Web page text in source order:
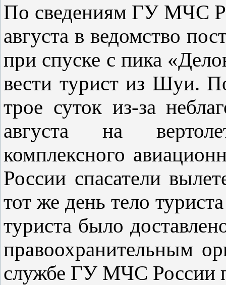
По сведениям ГУ МЧС
августа в ведомство
при спуске с пика
вести турист из Шуи.
трое суток из-за
августа на
комплексного
России спасатели
тот же день тело
туриста было
правоохранительным
службе ГУ МЧС России